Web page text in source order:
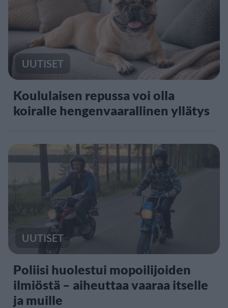
UUTISET
Koululaisen repussa voi olla
koiralle hengenvaarallinen yllätys
UUTISET
Poliisi huolestui mopoilijoiden
ilmiöstä – aiheuttaa vaaraa itselle
ja muille